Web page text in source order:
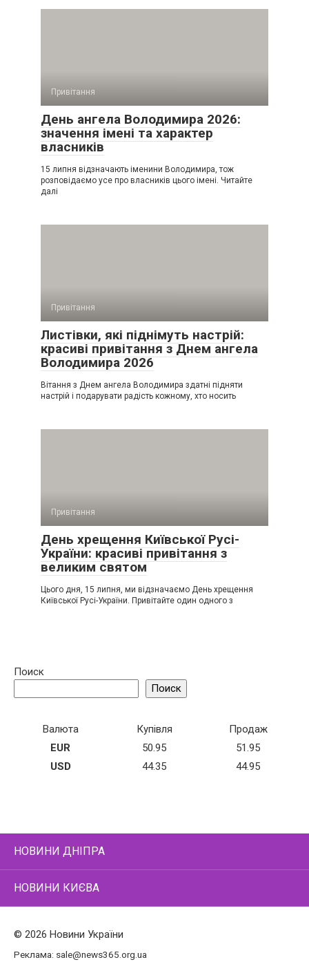
Привітання
День ангела Володимира 2026:
значення імені та характер
власників
15 липня відзначають іменини Володимира, тож
розповідаємо усе про власників цього імені. Читайте
далі
Привітання
Листівки, які піднімуть настрій:
красиві привітання з Днем ангела
Володимира 2026
Вітання з Днем ангела Володимира здатні підняти
настрій і подарувати радість кожному, хто носить
Привітання
День хрещення Київської Русі-
України: красиві привітання з
великим святом
Цього дня, 15 липня, ми відзначаємо День хрещення
Київської Русі-України. Привітайте один одного з
Поиск
Поиск
Валюта Купівля
Продаж
EUR
50.95
51.95
USD
44.35 44.95
НОВИНИ ДНІПРА
НОВИНИ КИЄВА
© 2026 Новини України
Реклама: sale@news365.org.ua